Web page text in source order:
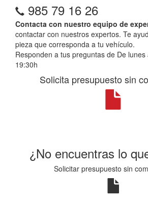
985 79 16 26
Contacta con nuestro equipo de
contactar con nuestros expertos. Te
pieza que corresponda a tu vehículo.
Responden a tus preguntas de De
19:30h
Solicita presupuesto sin
¿No encuentras lo
Solicitar presupuesto sin